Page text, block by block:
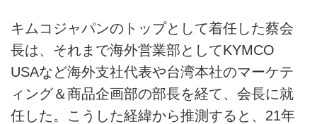
キムコジャパンのトップとして着任した蔡会
長は、それまで海外営業部としてKYMCO
USAなど海外支社代表や台湾本社のマーケテ
ィング＆商品企画部の部長を経て、会長に就
任した。こうした経緯から推測すると、21年